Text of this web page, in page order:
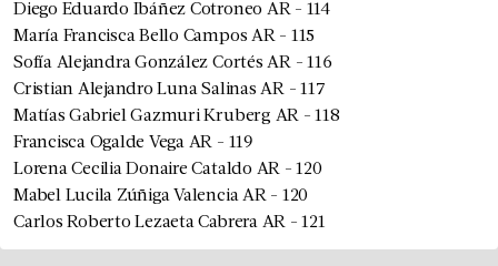
Diego Eduardo Ibáñez Cotroneo AR- 114
María Francisca Bello Campos AR- 115
Sofía Alejandra González Cortés AR-116
Cristian Alejandro Luna Salinas AR-117
Matías Gabriel Gazmuri Kruberg AR -118
Francisca Ogalde Vega AR - 119
Lorena Cecilia Donaire Cataldo AR -120
Mabel Lucila Zúñiga Valencia AR- 120
Carlos Roberto Lezaeta Cabrera AR -121